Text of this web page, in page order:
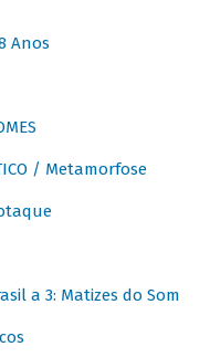
Anos
/ Metamorfose
a 3: Matizes do Som